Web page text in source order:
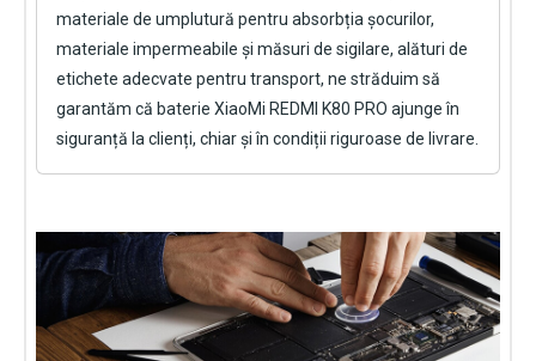
materiale de umplutură pentru absorbția șocurilor,
materiale impermeabile și măsuri de sigilare, alături de
etichete adecvate pentru transport, ne străduim să
garantăm că baterie XiaoMi REDMI K80 PRO ajunge în
siguranță la clienți, chiar și în condiții riguroase de livrare.